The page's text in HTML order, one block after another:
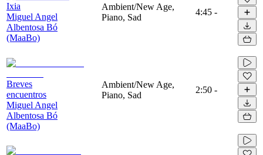
Ixia
Miguel Angel
Albentosa Bó
(MaaBo)
Ambient/New Age,
Piano, Sad
4:45 -
Breves
encuentros
Miguel Angel
Albentosa Bó
(MaaBo)
Ambient/New Age,
Piano, Sad
2:50 -